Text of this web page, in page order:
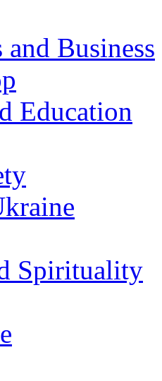
Business
Education
Spirituality